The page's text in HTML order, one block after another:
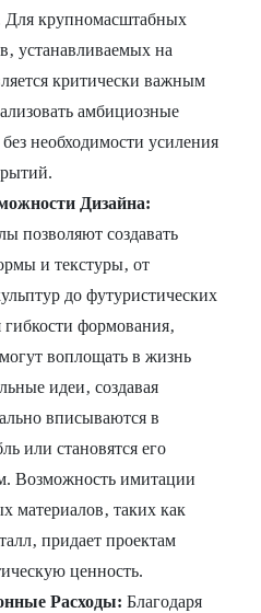
Для крупномасштабных
устанавливаемых на
критически важным
амбициозные
необходимости усиления
Дизайна:
позволяют создавать
и текстуры‚ от
до футуристических
формования‚
могут воплощать в жизнь
идеи‚ создавая
вписываются в
или становятся его
Возможность имитации
материалов‚ таких как
придает проектам
ценность.
Расходы: Благодаря